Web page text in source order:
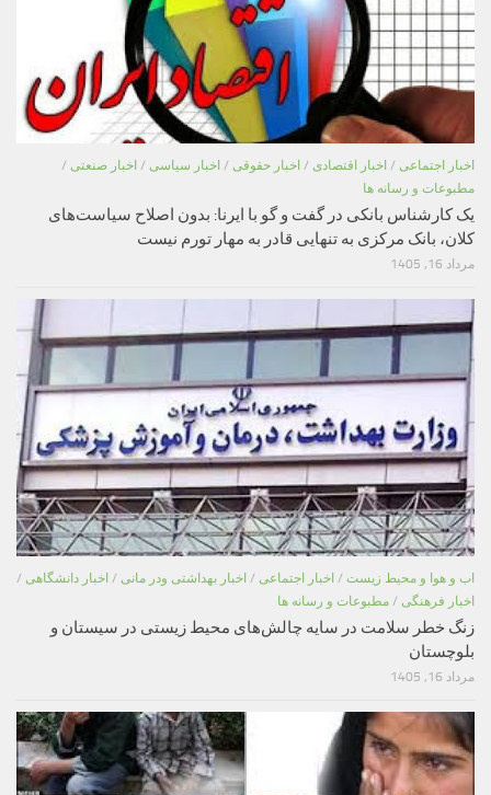
اخبار اجتماعی / اخبار اقتصادی / اخبار حقوقی / اخبار سیاسی / اخبار صنعتی /
مطبوعات و رسانه ها
یک کارشناس بانکی در گفت و گو با ایرنا: بدون اصلاح سیاست‌های
کلان، بانک مرکزی به تنهایی قادر به مهار تورم نیست
مرداد 16, 1405
اب و هوا و محیط زیست / اخبار اجتماعی / اخبار بهداشتی ودر مانی / اخبار دانشگاهی /
اخبار فرهنگی / مطبوعات و رسانه ها
زنگ خطر سلامت در سایه چالش‌های محیط زیستی در سیستان و
بلوچستان
مرداد 16, 1405